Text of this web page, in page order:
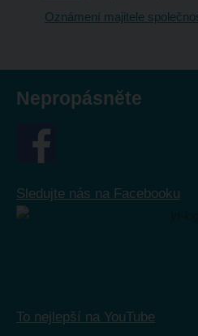
Oznámení majitele
Nepropásněte
Sledujte nás na Facebooku
To nejlepší na YouTube